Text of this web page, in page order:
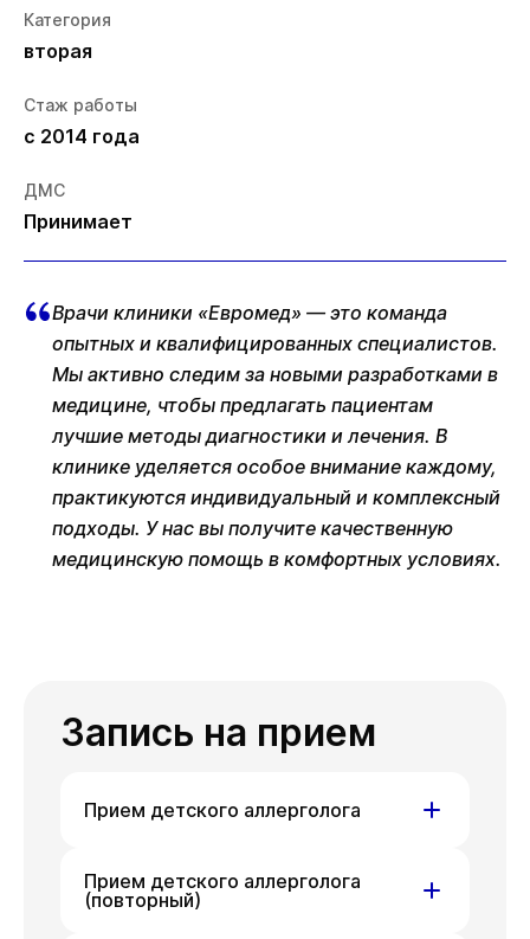
Категория
вторая
Стаж работы
с 2014 года
ДМС
Принимает
Врачи клиники «Евромед» — это команда
опытных и квалифицированных специалистов.
Мы активно следим за новыми разработками в
медицине, чтобы предлагать пациентам
лучшие методы диагностики и лечения. В
клинике уделяется особое внимание каждому,
практикуются индивидуальный и комплексный
подходы. У нас вы получите качественную
медицинскую помощь в комфортных условиях.
Запись на прием
Прием детского аллерголога
ул. Гоголя, д. 42
Прием детского аллерголога
(повторный)